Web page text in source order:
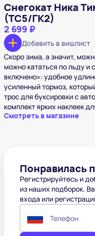
Снегокат Ника
(ТС5/ГК2)
2 699 ₽
Добавить в вишлист
Скоро зима, а значит,
можно кататься по льду и
включено»: удобное
усиленный тормоз,
трос для буксировки с
комплект ярких наклеек
Смотреть в магазине
Понравилась
Регистрируйтесь и
из наших подборок.
входа или
Телефон